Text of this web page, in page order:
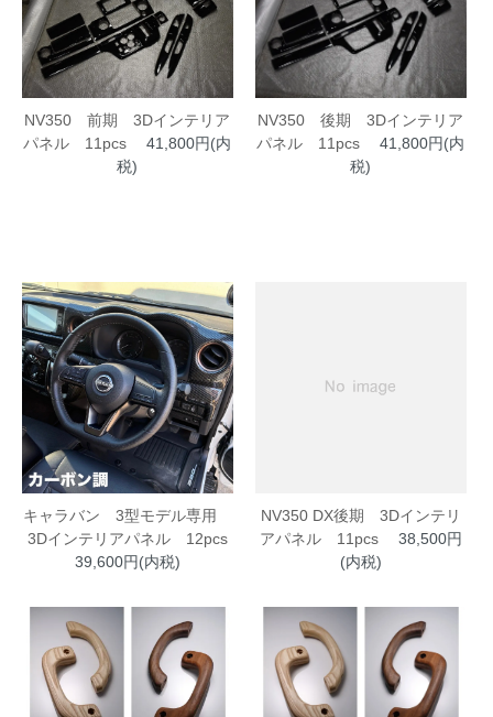
NV350 前期 3Dインテリア
パネル 11pcs
41,800円(内
税)
NV350 後期 3Dインテリア
パネル 11pcs
41,800円(内
税)
キャラバン 3型モデル専用
3Dインテリアパネル 12pcs
39,600円(内税)
NV350 DX後期 3Dインテリ
アパネル 11pcs
38,500円
(内税)